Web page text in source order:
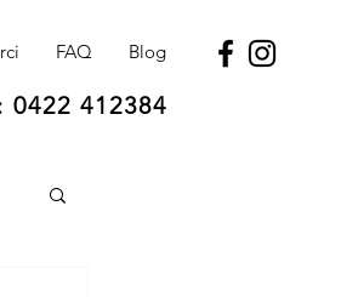
FAQ Blog
412384